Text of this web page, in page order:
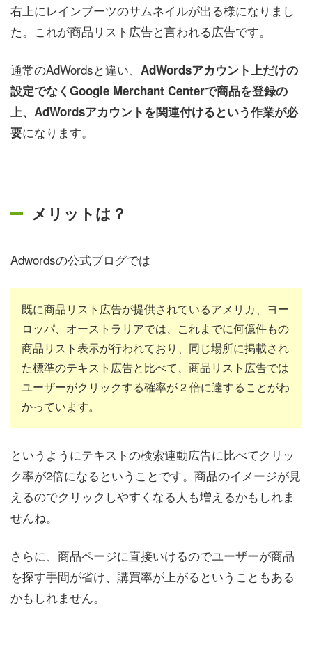
右上にレインブーツのサムネイルが出る様になりまし
た。これが商品リスト広告と言われる広告です。
通常のAdWordsと違い、 AdWordsアカウント上だけの
設定でなくGoogle Merchant Centerで商品を登録の
上、AdWordsアカウントを関連付けるという作業が必
要になります。
メリットは？
Adwordsの公式ブログでは
既に商品リスト広告が提供されているアメリカ、ヨー
ロッパ、オーストラリアでは、これまでに何億件もの
商品リスト表示が行われており、同じ場所に掲載され
た標準のテキスト広告と比べて、商品リスト広告では
ユーザーがクリックする確率が 2 倍に達することがわ
かっています。
というようにテキストの検索連動広告に比べてクリッ
ク率が2倍になるということです。商品のイメージが見
えるのでクリックしやすくなる人も増えるかもしれま
せんね。
さらに、商品ページに直接いけるのでユーザーが商品
を探す手間が省け、購買率が上がるということもある
かもしれません。